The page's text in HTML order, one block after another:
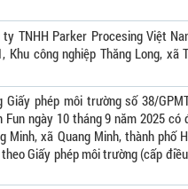
ty TNHH Parker Procesing Việt
Khu công nghiệp Thăng Long, xã
phép môi trường số 38/
Fun ngày 10 tháng 9 năm 2025 có
Minh, xã Quang Minh, thành phố
Giấy phép môi trường (cấp